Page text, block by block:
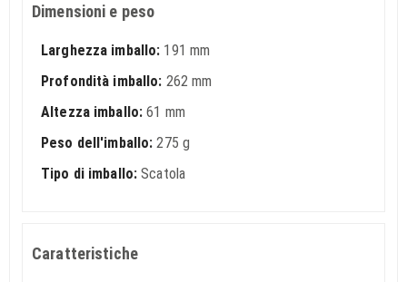
Dimensioni e peso
Larghezza imballo: 191 mm
Profondità imballo: 262 mm
Altezza imballo: 61 mm
Peso dell'imballo: 275 g
Tipo di imballo: Scatola
Caratteristiche